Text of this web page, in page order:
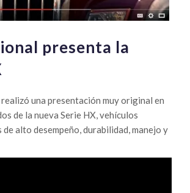
presenta la
una presentación muy original en
de la nueva Serie HX, vehículos
alto desempeño, durabilidad, manejo y